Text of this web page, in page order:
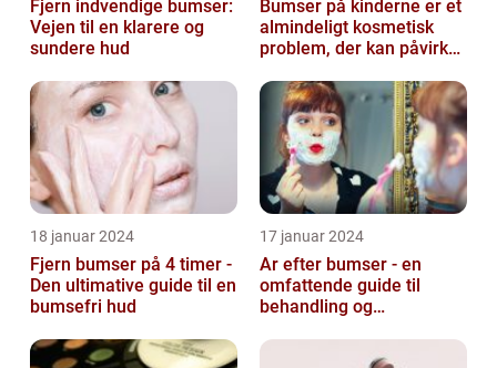
Fjern indvendige bumser:
Vejen til en klarere og
sundere hud
Bumser på kinderne er et
almindeligt kosmetisk
problem, der kan påvirke
18 januar 2024
Fjern bumser på 4 timer -
Den ultimative guide til en
bumsefri hud
17 januar 2024
Ar efter bumser - en
omfattende guide til
behandling og